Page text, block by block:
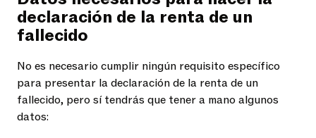
declaración de la renta de un
fallecido
No es necesario cumplir ningún requisito específico
para presentar la declaración de la renta de un
fallecido, pero sí tendrás que tener a mano algunos
datos: